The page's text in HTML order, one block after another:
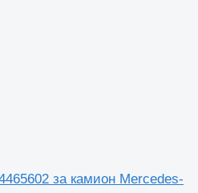
за камион Mercedes-